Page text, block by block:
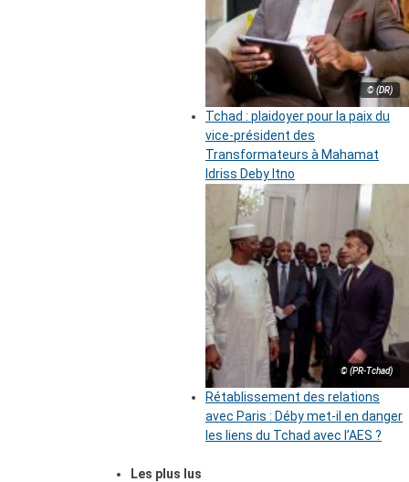
© (DR)
Tchad : plaidoyer pour la paix du
vice-président des
Transformateurs à Mahamat
Idriss Deby Itno
© (PR-Tchad)
Rétablissement des relations
avec Paris : Déby met-il en danger
les liens du Tchad avec l’AES ?
Les plus lus